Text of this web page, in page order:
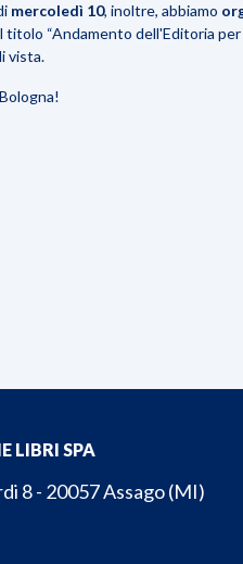
mercoledì 10, inoltre, abbiamo
titolo “Andamento dell'Editoria
vista.
LIBRI SPA
8 - 20057 Assago (MI)